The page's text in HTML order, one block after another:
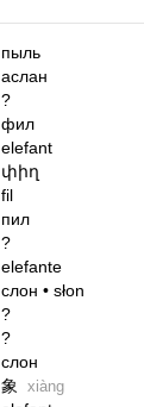
пыль
аслан
?
фил
elefant
փիղ
fil
пил
?
elefante
слон• słon
?
?
слон
象 xiàng